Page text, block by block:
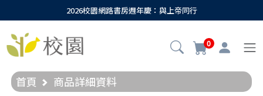
2026校園網路書房週年慶：與上帝同行
0
首頁 商品詳細資料